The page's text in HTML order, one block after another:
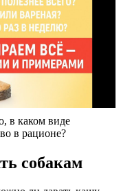
в каком виде
в рационе?
собакам